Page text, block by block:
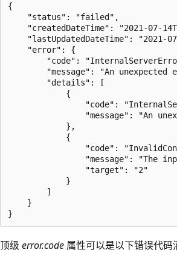
{
    "status": "failed",
"createdDateTime": "2021-07-
"lastUpdatedDateTime": "2021-
    "error": {
"code":
"message": "An unexpected
        "details": [
            {
"code":
"message": "An
            },
            {
"code":
"message": "The
                "target": "2"
            }
        ]
    }
顶级 error.code 属性可以是以下错误代码